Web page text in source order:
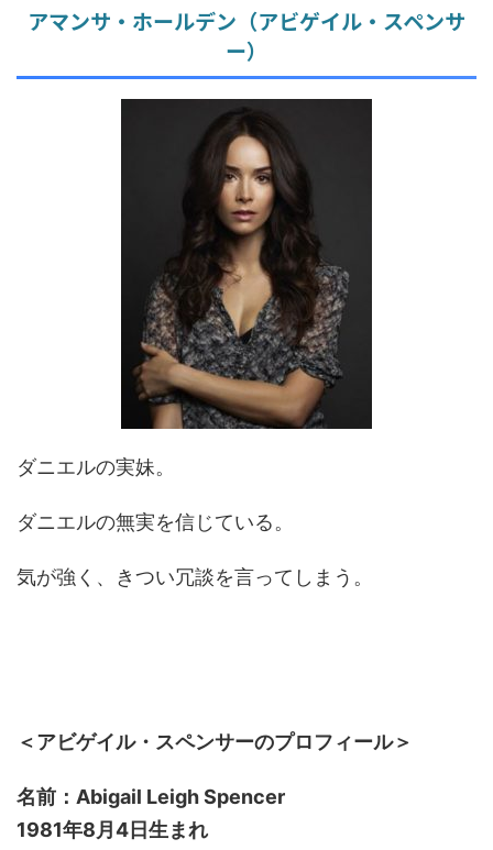
アマンサ・ホールデン（アビゲイル・スペンサ
ー）
ダニエルの実妹。
ダニエルの無実を信じている。
気が強く、きつい冗談を言ってしまう。
＜アビゲイル・スペンサーのプロフィール＞
名前：Abigail Leigh Spencer
1981年8月4日生まれ